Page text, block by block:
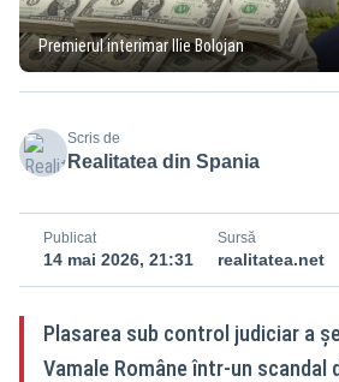
Premierul interimar Ilie Bolojan
Scris de
Realitatea din Spania
Publicat
14 mai 2026, 21:31
Sursă
realitatea.net
Plasarea sub control judiciar a
Vamale Române într-un